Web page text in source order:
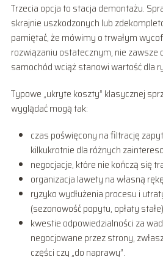
Trzecia opcja to stacja demontażu.
skrajnie uszkodzonych lub
pamiętać, że mówimy o trwałym
rozwiązaniu ostatecznym, nie zawsze
samochód wciąż stanowi wartość dla
Typowe „ukryte koszty” klasycznej
wyglądać mogą tak:
czas poświęcony na filtrację
kilkukrotnie dla różnych
negocjacje, które nie kończą się
organizacja lawety na własną
ryzyko wydłużenia procesu i
(sezonowość popytu, opłaty
kwestie odpowiedzialności za
negocjowane przez strony,
części czy „do naprawy”.